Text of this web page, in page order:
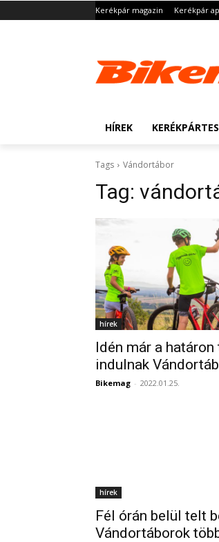
Kerékpár magazin Kerékpár
HÍREK
Tags Vándortábor
Tag:
hírek
Idén már a
indulnak
Bikemag - 2022.01.25.
hírek
Fél órán belül telt
Vándortáborok